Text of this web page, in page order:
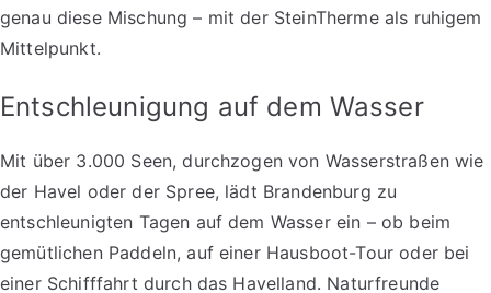
genau diese Mischung – mit der SteinTherme als ruhigem
Mittelpunkt.
Entschleunigung auf dem Wasser
Mit über 3.000 Seen, durchzogen von Wasserstraßen wie
der Havel oder der Spree, lädt Brandenburg zu
entschleunigten Tagen auf dem Wasser ein – ob beim
gemütlichen Paddeln, auf einer Hausboot-Tour oder bei
einer Schifffahrt durch das Havelland. Naturfreunde